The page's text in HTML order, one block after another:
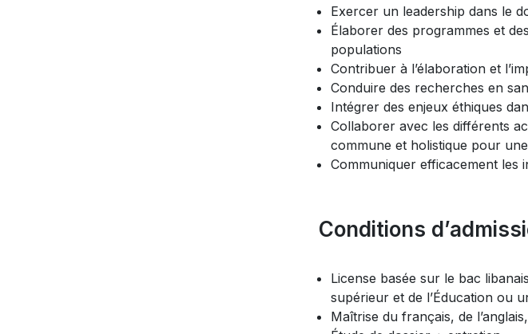
Exercer un leadership dans le
Élaborer des programmes et
populations
Contribuer à l’élaboration et
Conduire des recherches en
Intégrer des enjeux éthiques
Collaborer avec les différents
commune et holistique pour
Communiquer efficacement les
Conditions
License basée sur le bac
supérieur et de l’Éducation ou
Maîtrise du français, de